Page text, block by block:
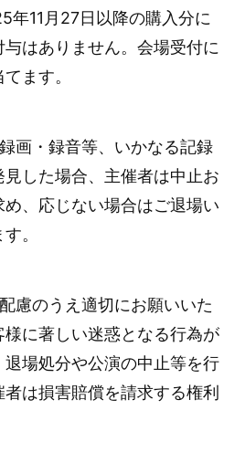
年11月27日以降の購入分に
はありません。会場受付に
ます。
画・録音等、いかなる記録
した場合、主催者は中止お
、応じない場合はご退場い
。
慮のうえ適切にお願いいた
様に著しい迷惑となる行為が
場処分や公演の中止等を行
者は損害賠償を請求する権利